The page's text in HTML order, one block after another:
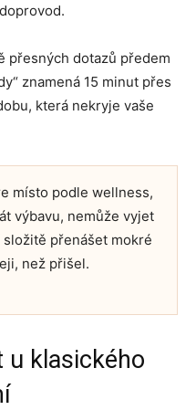
přesných dotazů předem
znamená 15 minut přes
která nekryje vaše
místo podle wellness,
výbavu, nemůže vyjet
přenášet mokré
než přišel.
u klasického